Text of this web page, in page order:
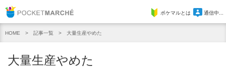
Pocket Marcheポケマルとは 通信中...
HOME 記事一覧 大量生産やめた
大量生産やめた